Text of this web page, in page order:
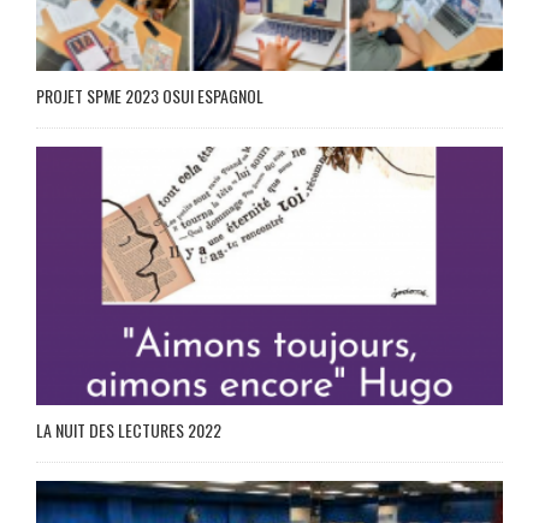
PROJET SPME 2023 OSUI ESPAGNOL
LA NUIT DES LECTURES 2022